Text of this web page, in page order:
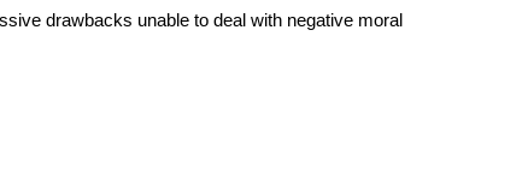
drawbacks unable to deal with negative moral